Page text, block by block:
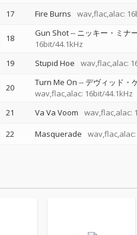
17
Fire Burns wav,flac,alac:
18 Gun Shot-- ニッキー・ミナ
16bit/44.1kHz
19 Stupid Hoe wav,flac,alac:
20 Turn Me On --デヴィッド・
wav,flac,alac: 16bit/44.1kHz
21 Va Va Voom wav,flac,alac:
22
Masquerade